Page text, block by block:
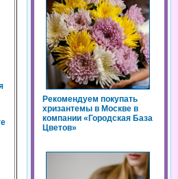
Рекомендуем покупать
хризантемы в Москве в
компании «Городская База
Цветов»